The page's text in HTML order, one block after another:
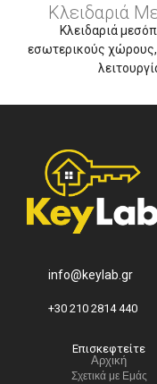
Κλειδαριά
Κλειδαριά
εσωτερικούς χώρους,
info@keylab.gr
+30 210 2814 440
Επισκεφτείτε
Αρχική
Σχετικά με Εμάς